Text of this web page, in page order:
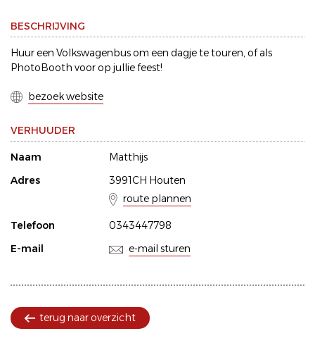
BESCHRIJVING
Huur een Volkswagenbus om een dagje te touren, of als
PhotoBooth voor op jullie feest!
bezoek website
VERHUUDER
Naam
Matthijs
Adres
3991CH Houten
route plannen
Telefoon
0343447798
E-mail
e-mail sturen
terug naar overzicht